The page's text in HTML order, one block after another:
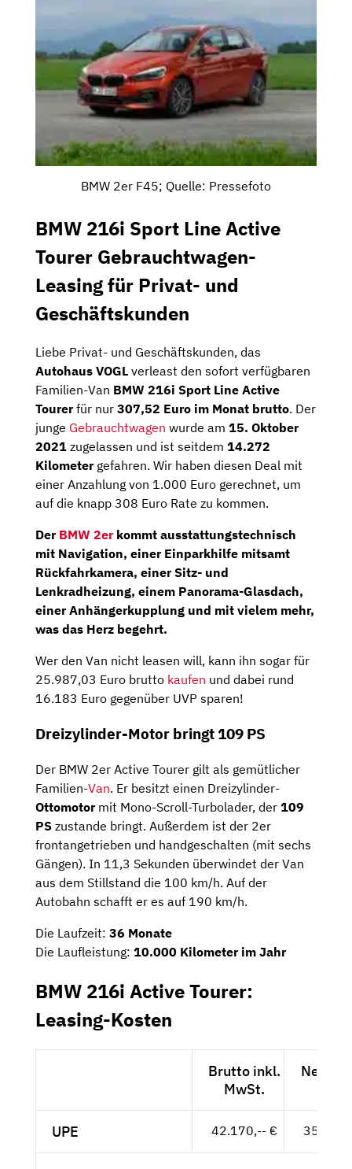
BMW 2er F45; Quelle: Pressefoto
BMW 216i Sport Line Active
Tourer Gebrauchtwagen-
Leasing für Privat- und
Geschäftskunden
Liebe Privat- und Geschäftskunden, das
Autohaus VOGL verleast den sofort verfügbaren
Familien-Van BMW 216i Sport Line Active
Tourerfür nur 307,52 Euro im Monat brutto. Der
junge Gebrauchtwagen wurde am 15. Oktober
2021 zugelassen und ist seitdem 14.272
Kilometer gefahren. Wir haben diesen Deal mit
einer Anzahlung von 1.000 Euro gerechnet, um
auf die knapp 308 Euro Rate zu kommen.
Der BMW 2erkommt ausstattungstechnisch
mit Navigation, einer Einparkhilfe mitsamt
Rückfahrkamera, einer Sitz- und
Lenkradheizung, einem Panorama-Glasdach,
einer Anhängerkupplung und mit vielem mehr,
was das Herz begehrt.
Wer den Van nicht leasen will, kann ihn sogar für
25.987,03 Euro brutto kaufen und dabei rund
16.183 Euro gegenüber UVP sparen!
Dreizylinder-Motor bringt 109 PS
Der BMW 2er Active Tourer gilt als gemütlicher
Familien-Van. Er besitzt einen Dreizylinder-
Ottomotormit Mono-Scroll-Turbolader, der 109
PS zustande bringt. Außerdem ist der 2er
frontangetrieben und handgeschalten (mit sechs
Gängen). In 11,3 Sekunden überwindet der Van
aus dem Stillstand die 100 km/h. Auf der
Autobahn schafft er es auf 190 km/h.
Die Laufzeit: 36 Monate
Die Laufleistung: 10.000 Kilometer im Jahr
BMW 216i Active Tourer:
Leasing-Kosten
Brutto inkl.
MwSt.
Netto
UPE 42.170,-- €